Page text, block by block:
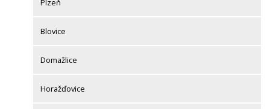
Plzeň
Blovice
Domažlice
Horažďovice